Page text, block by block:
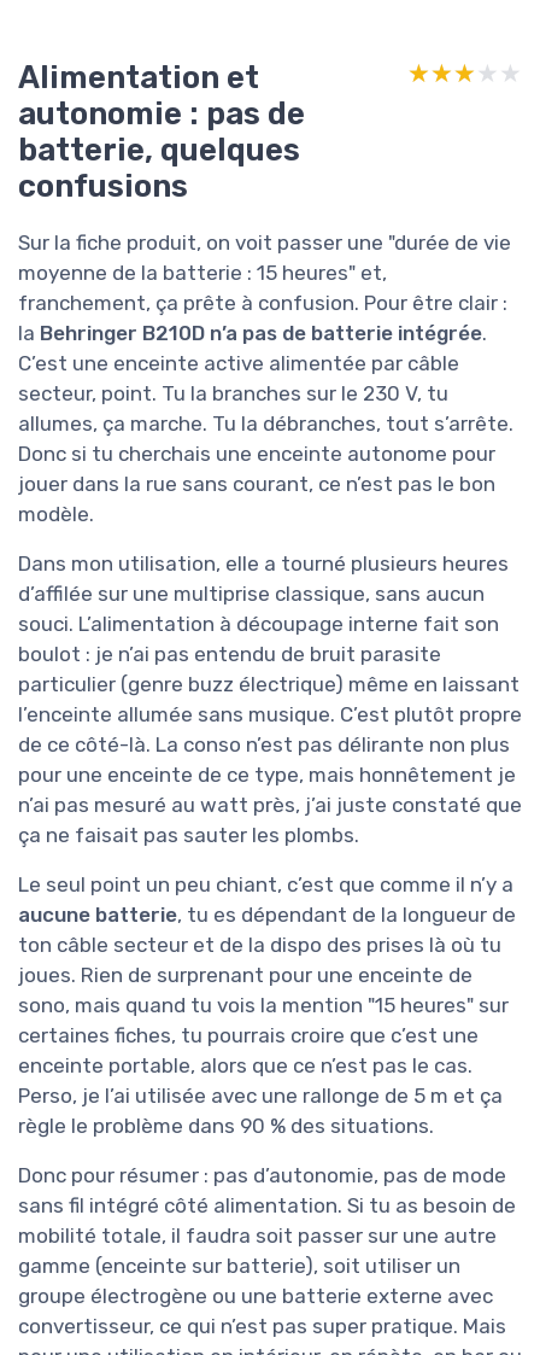
Alimentation et
autonomie : pas de
batterie, quelques
confusions
★★★★★
★★★★★
Sur la fiche produit, on voit passer une "durée de vie
moyenne de la batterie : 15 heures" et,
franchement, ça prête à confusion. Pour être clair :
la Behringer B210D n’a pas de batterie intégrée.
C’est une enceinte active alimentée par câble
secteur, point. Tu la branches sur le 230 V, tu
allumes, ça marche. Tu la débranches, tout s’arrête.
Donc si tu cherchais une enceinte autonome pour
jouer dans la rue sans courant, ce n’est pas le bon
modèle.
Dans mon utilisation, elle a tourné plusieurs heures
d’affilée sur une multiprise classique, sans aucun
souci. L’alimentation à découpage interne fait son
boulot : je n’ai pas entendu de bruit parasite
particulier (genre buzz électrique) même en laissant
l’enceinte allumée sans musique. C’est plutôt propre
de ce côté-là. La conso n’est pas délirante non plus
pour une enceinte de ce type, mais honnêtement je
n’ai pas mesuré au watt près, j’ai juste constaté que
ça ne faisait pas sauter les plombs.
Le seul point un peu chiant, c’est que comme il n’y a
aucune batterie, tu es dépendant de la longueur de
ton câble secteur et de la dispo des prises là où tu
joues. Rien de surprenant pour une enceinte de
sono, mais quand tu vois la mention "15 heures" sur
certaines fiches, tu pourrais croire que c’est une
enceinte portable, alors que ce n’est pas le cas.
Perso, je l’ai utilisée avec une rallonge de 5 m et ça
règle le problème dans 90 % des situations.
Donc pour résumer : pas d’autonomie, pas de mode
sans fil intégré côté alimentation. Si tu as besoin de
mobilité totale, il faudra soit passer sur une autre
gamme (enceinte sur batterie), soit utiliser un
groupe électrogène ou une batterie externe avec
convertisseur, ce qui n’est pas super pratique. Mais